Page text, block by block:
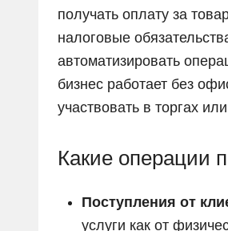
получать оплату за
налоговые
автоматизировать
бизнес работает без
участвовать в торгах
Какие операции
Поступления от
услуги как от